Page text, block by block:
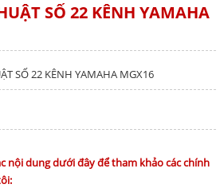
SỐ 22 KÊNH YAMAHA
SỐ 22 KÊNH YAMAHA MGX16
nội dung dưới đây để tham khảo các chính